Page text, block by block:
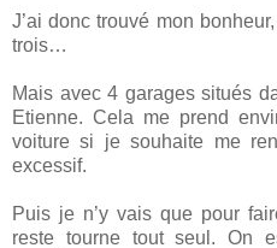
J’ai donc trouvé mon
trois…
Mais avec 4 garages situés
Etienne. Cela me prend
voiture si je souhaite me
excessif.
Puis je n’y vais que pour
reste tourne tout seul. On